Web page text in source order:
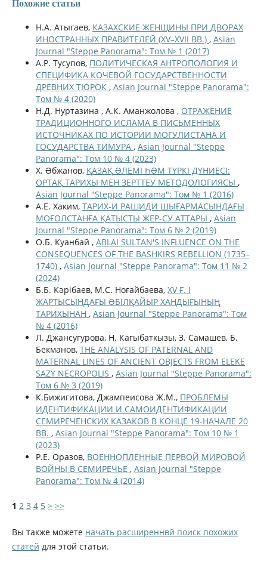
Похожие статьи
Н.А. Атыгаев, КАЗАХСКИЕ ЖЕНЩИНЫ ПРИ ДВОРАХ
ИНОСТРАННЫХ ПРАВИТЕЛЕЙ (XV–XVII ВВ.) , Asian
Journal "Steppe Panorama": Том № 1 (2017)
А.Р. Тусупов, ПОЛИТИЧЕСКАЯ АНТРОПОЛОГИЯ И
СПЕЦИФИКА КОЧЕВОЙ ГОСУДАРСТВЕННОСТИ
ДРЕВНИХ ТЮРОК , Asian Journal "Steppe Panorama":
Том № 4 (2020)
Н.Д. Нуртазина , А.К. Аманжолова , ОТРАЖЕНИЕ
ТРАДИЦИОННОГО ИСЛАМА В ПИСЬМЕННЫХ
ИСТОЧНИКАХ ПО ИСТОРИИ МОГУЛИСТАНА И
ГОСУДАРСТВА ТИМУРА , Asian Journal "Steppe
Panorama": Том 10 № 4 (2023)
Х. Əбжанов, ҚАЗАҚ ƏЛЕМІ ҺƏМ ТҮРКІ ДҮНИЕСІ:
ОРТАҚ ТАРИХЫ МЕН ЗЕРТТЕУ МЕТОДОЛОГИЯСЫ ,
Asian Journal "Steppe Panorama": Том № 1 (2016)
А.Е. Хаким, ТАРИХ-И РАШИДИ ШЫҒАРМАСЫНДАҒЫ
МОҒОЛСТАНҒА ҚАТЫСТЫ ЖЕР-СУ АТТАРЫ , Asian
Journal "Steppe Panorama": Том 6 № 2 (2019)
О.Б. Куанбай , ABLAI SULTAN'S INFLUENCE ON THE
CONSEQUENCES OF THE BASHKIRS REBELLION (1735–
1740) , Asian Journal "Steppe Panorama": Том 11 № 2
(2024)
Б.Б. Кәрібаев, М.С. Ноғайбаева, XV Ғ. I
ЖАРТЫСЫНДАҒЫ ƏБІЛҚАЙЫР ХАНДЫҒЫНЫҢ
ТАРИХЫНАН , Asian Journal "Steppe Panorama": Том
№ 4 (2016)
Л. Джансугурова, Н. Кагыбаткызы, З. Самашев, Б.
Бекманов, THE ANALYSIS OF PATERNAL AND
MATERNAL LINES OF ANCIENT OBJECTS FROM ELEKE
SAZY NECROPOLIS , Asian Journal "Steppe Panorama":
Том 6 № 3 (2019)
К.Бижигитова, Джампеисова Ж.М., ПРОБЛЕМЫ
ИДЕНТИФИКАЦИИ И САМОИДЕНТИФИКАЦИИ
СЕМИРЕЧЕНСКИХ КАЗАКОВ В КОНЦЕ 19-НАЧАЛЕ 20
ВВ. , Asian Journal "Steppe Panorama": Том 10 № 1
(2023)
Р.Е. Оразов, ВОЕННОПЛЕННЫЕ ПЕРВОЙ МИРОВОЙ
ВОЙНЫ В СЕМИРЕЧЬЕ , Asian Journal "Steppe
Panorama": Том № 4 (2014)
1 2 3 4 5 > >>
Вы также можете начать расширеннвй поиск похожих
статей для этой статьи.